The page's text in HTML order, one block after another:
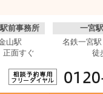
前事務所
山駅
正面すぐ
一宮
名鉄一宮
徒